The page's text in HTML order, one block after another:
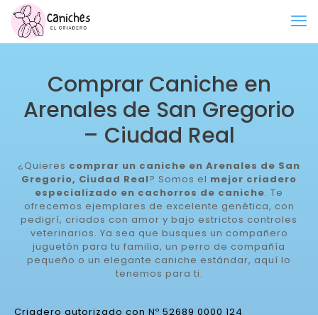
Comprar Caniche en
Arenales de San Gregorio
– Ciudad Real
¿Quieres comprar un caniche en Arenales de San
Gregorio, Ciudad Real? Somos el mejor criadero
especializado en cachorros de caniche. Te
ofrecemos ejemplares de excelente genética, con
pedigrí, criados con amor y bajo estrictos controles
veterinarios. Ya sea que busques un compañero
juguetón para tu familia, un perro de compañía
pequeño o un elegante caniche estándar, aquí lo
tenemos para ti.
Criadero autorizado con Nº 52689 0000 124